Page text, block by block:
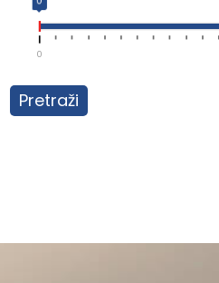
0
Pretraži